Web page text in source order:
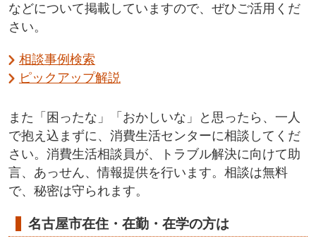
などについて掲載していますので、ぜひご活用くだ
さい。
相談事例検索
ピックアップ解説
また「困ったな」「おかしいな」と思ったら、一人
で抱え込まずに、消費生活センターに相談してくだ
さい。消費生活相談員が、トラブル解決に向けて助
言、あっせん、情報提供を行います。相談は無料
で、秘密は守られます。
名古屋市在住・在勤・在学の方は